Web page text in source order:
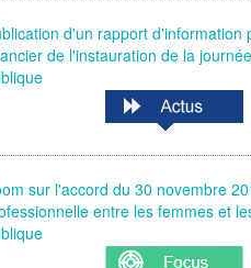
d'un rapport d'information
de l'instauration de la
sur l'accord du 30 novembre
entre les femmes et